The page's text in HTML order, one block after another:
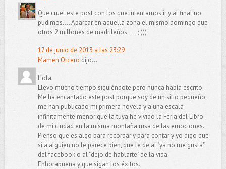
Que cruel este post con los que intentamos ir y al final no
pudimos.... Aparcar en aquella zona el mismo domingo que
otros 2 millones de madrileños..... ; (((
17 de junio de 2013 a las 23:29
Mamen Orcero dijo...
Hola.
Llevo mucho tiempo siguiéndote pero nunca había escrito.
Me ha encantado este post porque soy de un sitio pequeño,
me han publicado mi primera novela y a una escala
infinitamente menor que la tuya he vivido la Feria del Libro
de mi ciudad en la misma montaña rusa de las emociones.
Pienso que es algo para recordar y para contar y yo digo que
si a alguien no le parece bien, que le de al "ya no me gusta"
del facebook o al "dejo de hablarte" de la vida.
Enhorabuena y que sigan los éxitos.